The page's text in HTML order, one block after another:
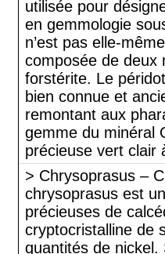
utilisée pour
en gemmologie
n’est pas elle-
composée de deux
forstérite. Le
bien connue et
remontant aux
gemme du minéral
précieuse vert clair
> Chrysoprasus –
chrysoprasus est
précieuses de
cryptocristalline de
quantités de